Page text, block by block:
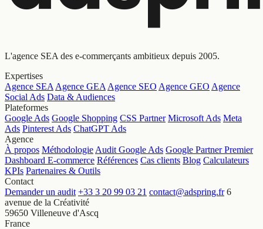
L'agence SEA des e-commerçants ambitieux depuis 2005.
Expertises
Agence SEA Agence GEA Agence SEO Agence GEO Agence
Social Ads Data & Audiences
Plateformes
Google Ads Google Shopping CSS Partner Microsoft Ads Meta
Ads Pinterest Ads ChatGPT Ads
Agence
À propos Méthodologie Audit Google Ads Google Partner Premier
Dashboard E-commerce Références Cas clients Blog Calculateurs
KPIs Partenaires & Outils
Contact
Demander un audit +33 3 20 99 03 21 contact@adspring.fr 6
avenue de la Créativité
59650 Villeneuve d'Ascq
France